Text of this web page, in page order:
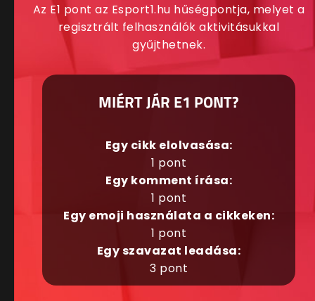
Az E1 pont az Esport1.hu hűségpontja, melyet a
regisztrált felhasználók aktivitásukkal
gyűjthetnek.
MIÉRT JÁR E1 PONT?
Egy cikk elolvasása:
1 pont
Egy komment írása:
1 pont
Egy emoji használata a cikkeken:
1 pont
Egy szavazat leadása:
3 pont